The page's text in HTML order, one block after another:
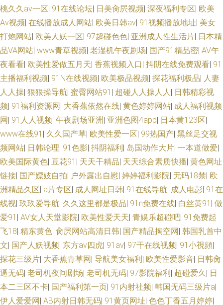
桃久久av一区| 91在线论坛| 日美肏屄视频| 深夜福利专区| 欧美
Aⅴ视频| 在线播放成人网站| 欧美日韩av| 91视频播放地址| 美女
打炮网站| 欧美人妖一区| 97超碰色色| 亚洲成人性生活片| 日本精
品VA网站| www青草视频| 老湿机午夜剧场| 国产91精品密| AV午
夜看看| 欧美性爱做五月天| 香蕉视频入口| 抖阴在线免费观看| 91
主播福利视频| 91N在线视频| 欧美极品视频| 探花福利极品| 人妻
人人操| 狠狠操导航| 蜜臀网站91 | 超碰人人操人人| 日韩精彩视
频| 91福利资源网| 大香蕉依然在线| 黄色婷婷网站| 成人福利视频
网| 91人人视频| 午夜剧场亚洲 | 亚洲色图4app| 日本黄123区|
www在线91 | 久久国产草| 欧美性爱一区| 99热国产| 黑丝足交视
频网站| 日韩论理| 91色影| 抖阴福利| 岛国动作大片| 一本道做爱|
欧美国际黄色| 豆花91 | 天天干精品| 天天综合素质快播| 黄色网址
链接| 国产嫖妓自拍| 户外露出自慰| 婷婷福利影院| 无码18禁| 欧
洲精品久区| a片专区| 成人网址日韩| 91在线导航| 成人电彭| 91在
线视| 玖玖爱导航| 久久这里都是极品| 91n免费在线| 白丝黄91 | 做
爱91 | AV女人天堂影院| 欧美性爱天天| 青娱乐超碰吧| 91免费起
飞18| 精东黄色| 肏屄网站高清日韩| 国产精品掏空网| 韩国乳首中
文| 国产人妖视频| 东方av四虎| 91av| 97干在线视频| 91小視頻|
探花三级片| 大香蕉青草网| 导航美女福利| 欧美性爱影音| 日韩肏
逼无码| 老司机夜间剧场| 老司机无码| 97影院福利| 超碰爱久| 日
本二三区不卡| 国产福利第一页| 91内射社频| 韩国无码三级片a|
伊人爱爱网| AB内射日韩无码| 91黄页网址| 色色丁香五月婷婷|